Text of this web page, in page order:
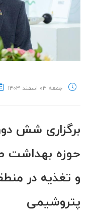
جمعه ۰۳ اسفند ۱۴۰۳
برگزاری شش
حوزه بهداشت
و تغذیه در
پتروشیمی